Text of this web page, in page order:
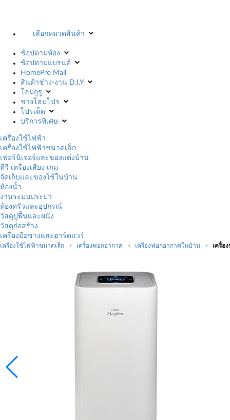
เลือกหมวดสินค้า
ช้อปตามห้อง
ช้อปตามแบรนด์
HomePro Mall
สินค้าช่าง-งาน D.I.Y
โฮมกูรู
ช่างโฮมโปร
โปรเด็ด
บริการพิเศษ
เครื่องใช้ไฟฟ้า
เครื่องใช้ไฟฟ้าขนาดเล็ก
เฟอร์นิเจอร์และของแต่งบ้าน
ทีวี เครื่องเสียง เกม
จัดเก็บและของใช้ในบ้าน
ห้องน้ำ
งานระบบประปา
ห้องครัวและอุปกรณ์
วัสดุปูพื้นและผนัง
วัสดุก่อสร้าง
เครื่องมือช่างและฮาร์ดแวร์
เครื่องใช้ไฟฟ้าขนาดเล็ก เครื่องฟอกอากาศ เครื่องฟอกอากาศในบ้าน เครื่อ